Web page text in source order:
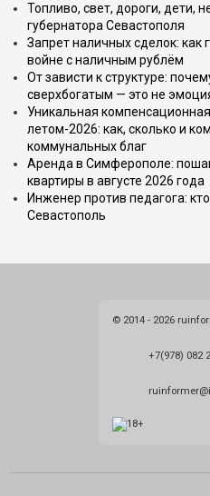
Топливо, свет, дороги, дети,
губернатора Севастополя
Запрет наличных сделок: как
войне с наличным рублём
От зависти к структуре:
сверхбогатым — это не
Уникальная
летом-2026: как, сколько и
коммунальных благ
Аренда в Симферополе:
квартиры в августе 2026 года
Инженер против педагога:
Севастополь
© 2014 - 2026
+7(978) 082